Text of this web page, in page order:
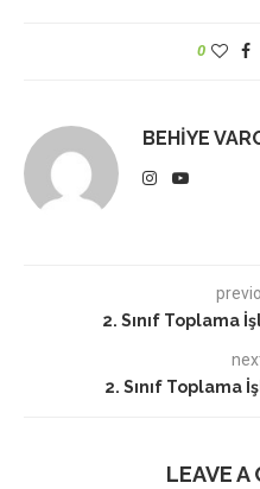
0
BEHIYE
2. Sınıf Toplama
2. Sınıf Toplama
LEAVE A